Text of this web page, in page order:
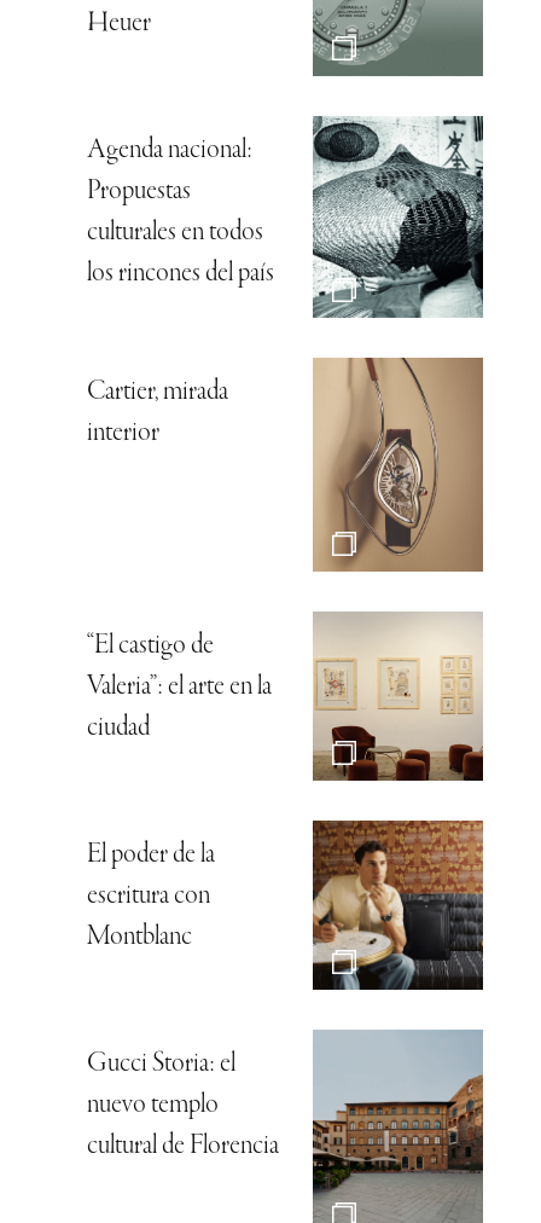
Heuer
Agenda nacional:
Propuestas
culturales en todos
los rincones del país
Cartier, mirada
interior
“El castigo de
Valeria”: el arte en la
ciudad
El poder de la
escritura con
Montblanc
Gucci Storia: el
nuevo templo
cultural de Florencia